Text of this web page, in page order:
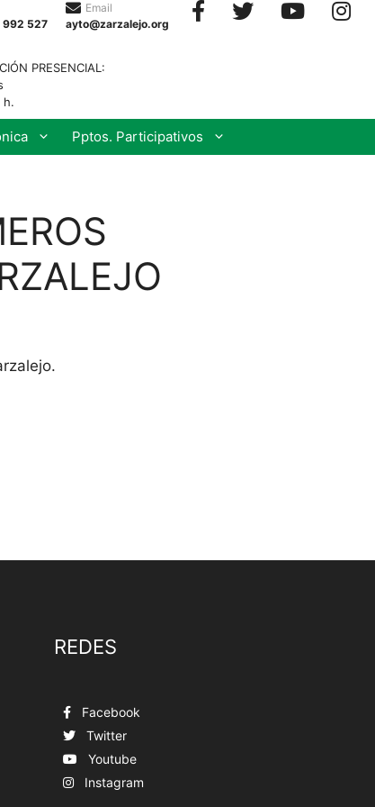
992 527
Email
ayto@zarzalejo.org
PRESENCIAL:
h.
Pptos. Participativos
REDES
Facebook
Twitter
Youtube
Instagram